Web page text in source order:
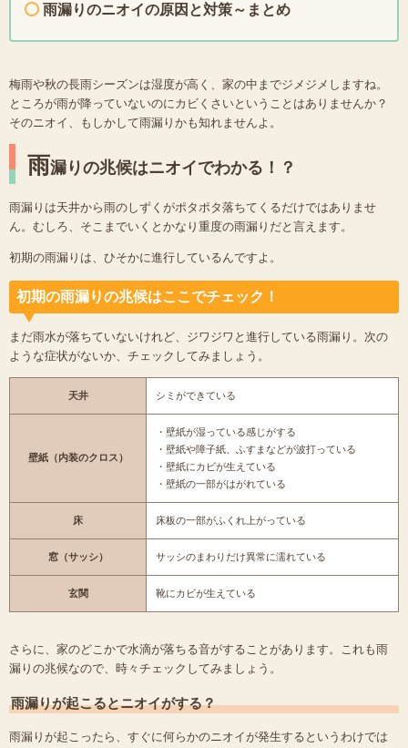
雨漏りのニオイの原因と対策～まとめ
梅雨や秋の長雨シーズンは湿度が高く、家の中までジメジメしますね。
ところが雨が降っていないのにカビくさいということはありませんか？
そのニオイ、もしかして雨漏りかも知れませんよ。
雨漏りの兆候はニオイでわかる！？
雨漏りは天井から雨のしずくがポタポタ落ちてくるだけではありませ
ん。むしろ、そこまでいくとかなり重度の雨漏りだと言えます。
初期の雨漏りは、ひそかに進行しているんですよ。
初期の雨漏りの兆候はここでチェック！
まだ雨水が落ちていないけれど、ジワジワと進行している雨漏り。次の
ような症状がないか、チェックしてみましょう。
天井 シミができている
壁紙（内装のクロス）
・壁紙が湿っている感じがする
・壁紙や障子紙、ふすまなどが波打っている
・壁紙にカビが生えている
・壁紙の一部がはがれている
床 床板の一部がふくれ上がっている
窓（サッシ） サッシのまわりだけ異常に濡れている
玄関 靴にカビが生えている
さらに、家のどこかで水滴が落ちる音がすることがあります。これも雨
漏りの兆候なので、時々チェックしてみましょう。
雨漏りが起こるとニオイがする？
雨漏りが起こったら、すぐに何らかのニオイが発生するというわけでは